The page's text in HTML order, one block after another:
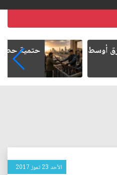
بيد الدولة العراقية
الأحد 23 تموز 2017